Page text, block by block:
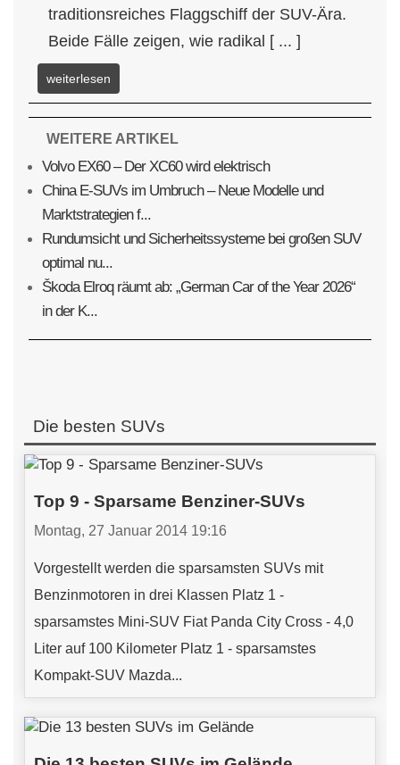
traditionsreiches Flaggschiff der SUV-Ära.
Beide Fälle zeigen, wie radikal [ ... ]
weiterlesen
WEITERE ARTIKEL
Volvo EX60 – Der XC60 wird elektrisch
China E-SUVs im Umbruch – Neue Modelle und
Marktstrategien f...
Rundumsicht und Sicherheitssysteme bei großen SUV
optimal nu...
Škoda Elroq räumt ab: „German Car of the Year 2026“
in der K...
Die besten SUVs
Top 9 - Sparsame Benziner-SUVs
Montag, 27 Januar 2014 19:16
Vorgestellt werden die sparsamsten SUVs mit
Benzinmotoren in drei Klassen Platz 1 -
sparsamstes Mini-SUV Fiat Panda City Cross - 4,0
Liter auf 100 Kilometer Platz 1 - sparsamstes
Kompakt-SUV Mazda...